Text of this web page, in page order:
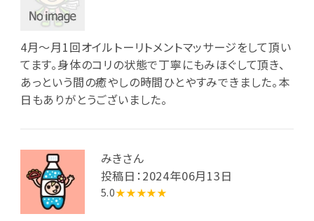
4月～月1回オイルトーリトメントマッサージをして頂い
てます。身体のコリの状態で丁寧にもみほぐして頂き、
あっという間の癒やしの時間ひとやすみできました。本
日もありがとうございました。
みきさん
投稿日：2024年06月13日
5.0★★★★★